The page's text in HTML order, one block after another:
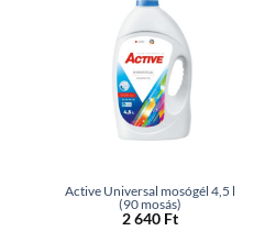
Active Universal mosógél 4,5 l
(90 mosás)
2 640 Ft